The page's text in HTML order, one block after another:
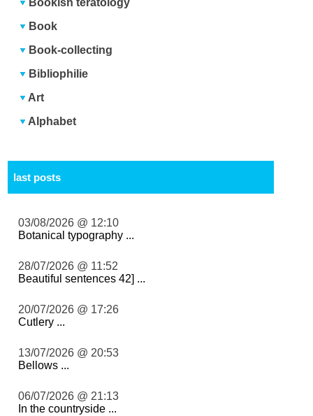
Bookish teratology
Book
Book-collecting
Bibliophilie
Art
Alphabet
last posts
03/08/2026 @ 12:10
Botanical typography ...
28/07/2026 @ 11:52
Beautiful sentences 42] ...
20/07/2026 @ 17:26
Cutlery ...
13/07/2026 @ 20:53
Bellows ...
06/07/2026 @ 21:13
In the countryside ...